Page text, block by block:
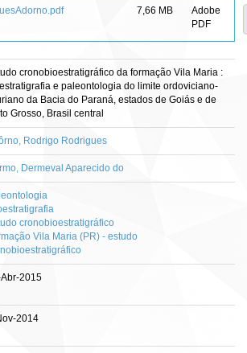
7,66 MB
Adobe
PDF
cronobioestratigráfico da formação Vila Maria :
e paleontologia do limite ordoviciano-
da Bacia do Paraná, estados de Goiás e de
Grosso, Brasil central
Rodrigo Rodrigues
Dermeval Aparecido do
cronobioestratigráfico
Vila Maria (PR) - estudo
2015
2014